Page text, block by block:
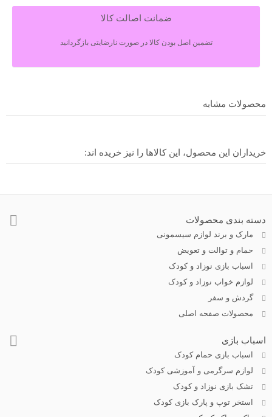
ضمانت اصالت کالا
تضمین اصل بودن کالا در صورت نارضایتی بازگردانید
محصولات مشابه
خریداران این محصول، این کالاها را نیز خریده اند:
دسته بندی محصولات
مارک و برند لوازم سیسمونی
حمام و توالت و تعویض
اسباب بازی نوزاد و کودک
لوازم خواب نوزاد و کودک
گردش و سفر
محصولات صفحه اصلی
اسباب بازی
اسباب بازی حمام کودک
لوازم سرگرمی و آموزشی کودک
تشک بازی نوزاد و کودک
استخر توپ و پارک بازی کودک